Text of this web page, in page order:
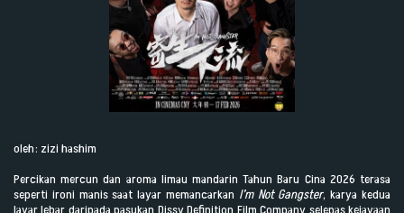
oleh: zizi hashim
Percikan mercun dan aroma limau mandarin Tahun Baru Cina 2026 terasa
seperti ironi manis saat layar memancarkan I’m Not Gangster, karya kedua